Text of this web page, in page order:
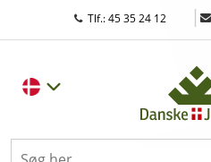
Tlf.: 45 35 24 12 |